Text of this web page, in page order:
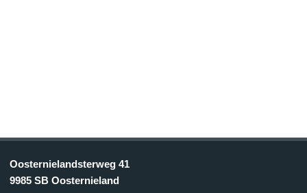
Oosternielandsterweg 41
9985 SB Oosternieland